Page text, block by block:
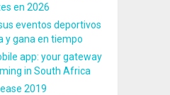
en 2026
eventos deportivos
y gana en tiempo
app: your gateway
in South Africa
2019